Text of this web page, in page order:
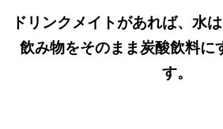
ドリンクメイトがあれば、水
飲み物をそのまま炭酸飲料に
す。